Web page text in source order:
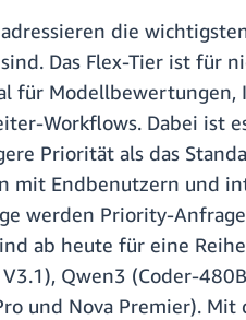
die
Das Flex-Tier ist für
für
Workflows. Dabei ist
Priorität als das
mit Endbenutzern und
werden Priority-
ab heute für eine
V3.1), Qwen3 (Coder-
und Nova Premier).